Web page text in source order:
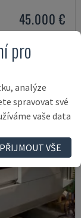
45.000 €
pro
analýze
spravovat své
vaše data
PŘIJMOUT VŠE